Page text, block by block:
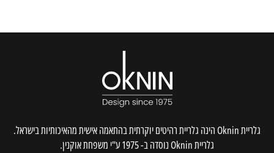
גלריית Oknin הינה גלריית רהיטים יוקרתית בהתאמה אישית מהאיכותיות בישראל.
גלריית Oknin נוסדה ב- 1975 ע"י משפחת אוקנין.